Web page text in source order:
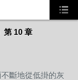
第 10 章
斷地從低掛的灰